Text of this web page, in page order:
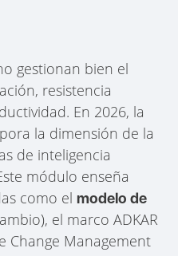
gestionan bien el
resistencia
En 2026, la
la dimensión de la
de inteligencia
módulo enseña
como elmodelo de
el marco ADKAR
Change Management